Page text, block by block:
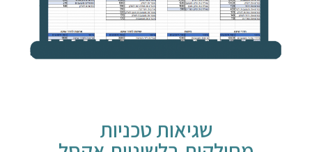
שגיאות טכניות